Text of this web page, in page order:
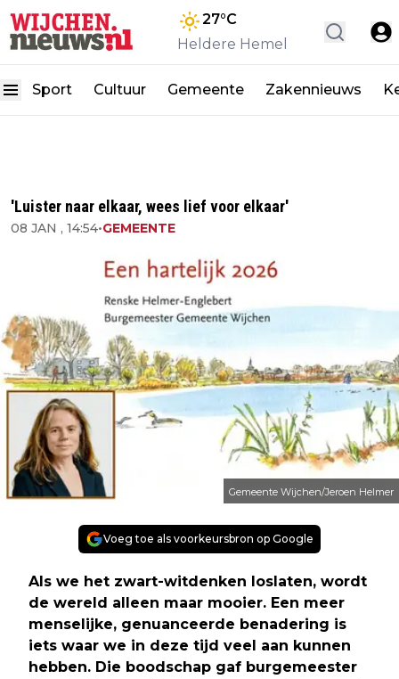
27°C
Heldere Hemel
Sport Cultuur Gemeente Zakennieuws
'Luister naar elkaar, wees lief voor elkaar'
08 JAN , 14:54•GEMEENTE
Gemeente Wijchen/Jeroen Helmer
Voeg toe als voorkeursbron op Google
Als we het zwart-witdenken loslaten, wordt
de wereld alleen maar mooier. Een meer
menselijke, genuanceerde benadering is
iets waar we in deze tijd veel aan kunnen
hebben. Die boodschap gaf burgemeester